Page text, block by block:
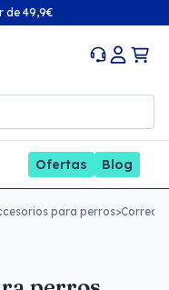
de 49,9€
Ofertas Blog
para perros>Correas